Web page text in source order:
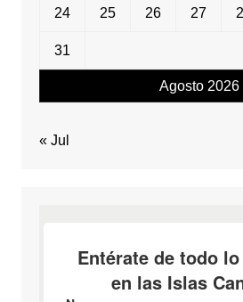
Agosto 2026
24 25 26 27
31
« Jul